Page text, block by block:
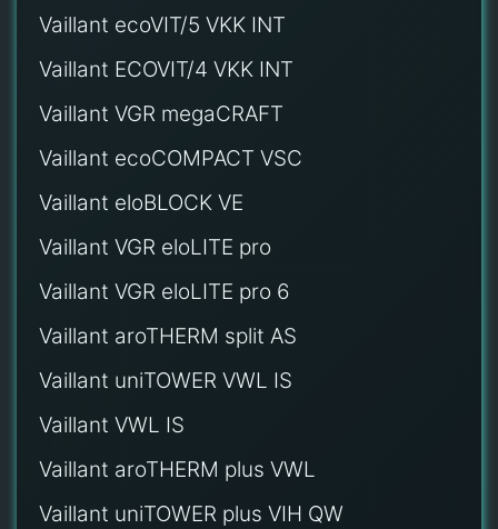
Vaillant ecoVIT/5 VKK INT
Vaillant ECOVIT/4 VKK INT
Vaillant VGR megaCRAFT
Vaillant ecoCOMPACT VSC
Vaillant eloBLOCK VE
Vaillant VGR eloLITE pro
Vaillant VGR eloLITE pro 6
Vaillant aroTHERM split AS
Vaillant uniTOWER VWL IS
Vaillant VWL IS
Vaillant aroTHERM plus VWL
Vaillant uniTOWER plus VIH QW